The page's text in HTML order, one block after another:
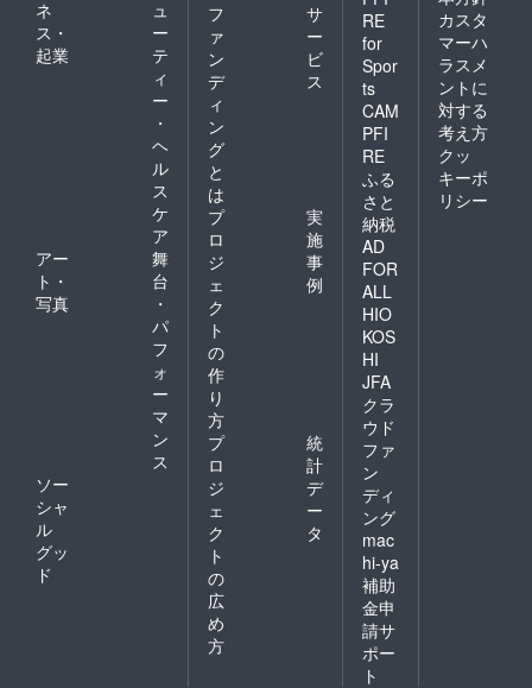
ネ
ス・
起業
ュ
ー
テ
ィ
ー
・
ヘ
ル
ス
ケ
ア
アー
ト・
写真
舞
台
・
パ
フ
ォ
ー
マ
ン
ス
ソー
シャ
ル
グッ
ド
フ
ァ
ン
デ
ィ
ン
グ
と
は
サ
ー
ビ
ス
プ
ロ
ジ
ェ
ク
ト
の
作
り
方
実
施
事
例
プ
ロ
ジ
ェ
ク
ト
の
広
め
方
統
計
デ
ー
タ
RE
for
Spor
ts
CAM
PFI
RE
ふる
さと
納税
AD
FOR
ALL
HIO
KOS
HI
JFA
クラ
ウド
ファ
ン
ディ
ング
mac
hi-ya
補助
金申
請サ
ポー
ト
カスタ
マーハ
ラスメ
ントに
対する
考え方
クッ
キーポ
リシー